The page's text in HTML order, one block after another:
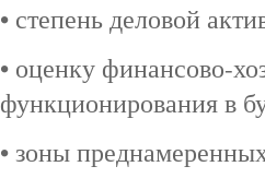
• степень деловой
• оценку финансово-
функционирования в
• зоны